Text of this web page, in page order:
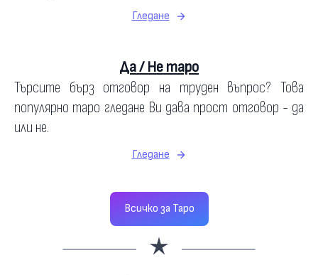
Гледане
Да / Не таро
Търсите бърз отговор на труден въпрос? Това
популярно таро гледане Ви дава прост отговор - да
или не.
Гледане
Всичко за Таро